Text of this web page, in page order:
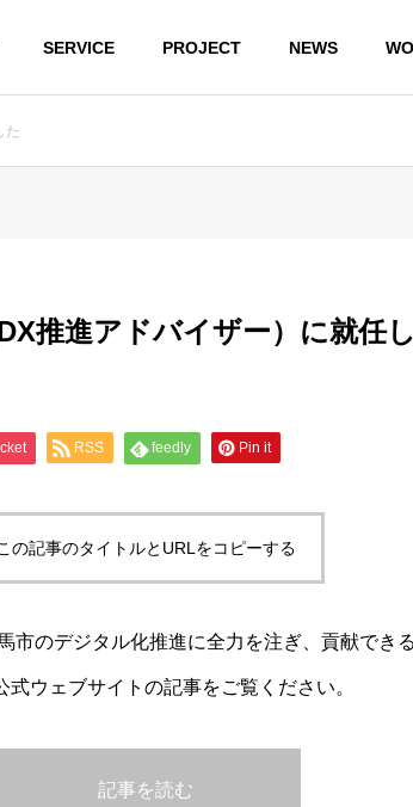
SERVICE PROJECT NEWS
ル
のトラブ
ル
プリなど
ティン
た
推進アドバイザー）に就任
RSS feedly Pin it
の記事のタイトルとURLをコピーする
市のデジタル化推進に全力を注ぎ、貢献でき
ウェブサイトの記事をご覧ください。
記事を読む